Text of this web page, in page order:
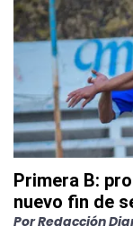
Primera B:
nuevo fin de
PorRedacción